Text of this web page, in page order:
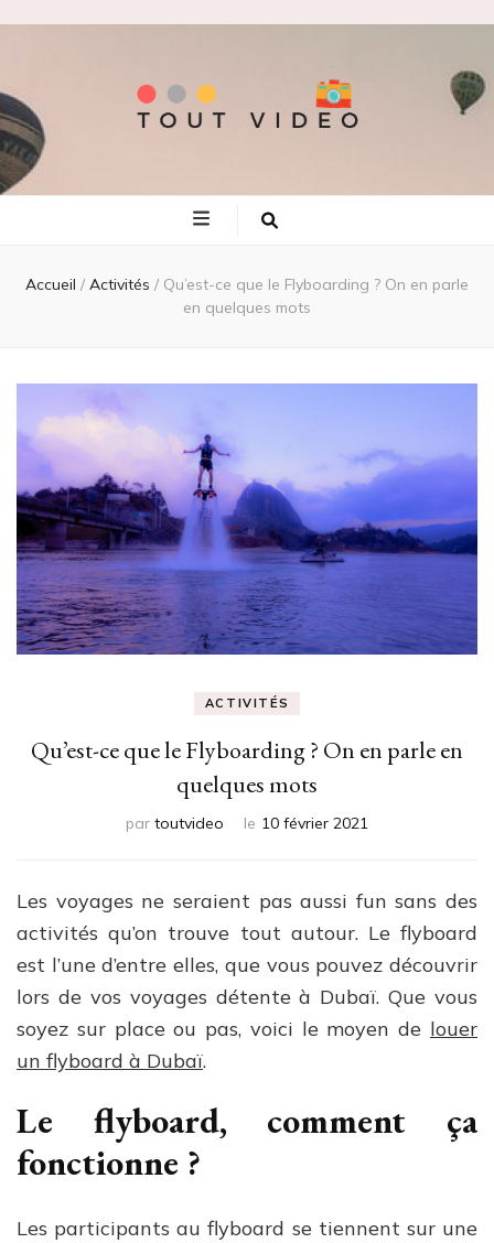
Tout video
Les meilleures adresses de voyage!
Accueil / Activités / Qu’est-ce que le Flyboarding ? On en parle
en quelques mots
ACTIVITÉS
Qu’est-ce que le Flyboarding ? On en parle en
quelques mots
par toutvideo le 10 février 2021
Les voyages ne seraient pas aussi fun sans des
activités qu’on trouve tout autour. Le flyboard
est l’une d’entre elles, que vous pouvez découvrir
lors de vos voyages détente à Dubaï. Que vous
soyez sur place ou pas, voici le moyen de louer
un flyboard à Dubaï.
Le flyboard, comment ça
fonctionne ?
Les participants au flyboard se tiennent sur une